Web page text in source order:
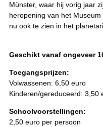
Münster, waar hij vorig jaar
heropening van het
nu ook te zien in het
Geschikt vanaf ongeveer
Toegangsprijzen:
Volwassenen: 6,50 euro
Kinderen/gereduceerd: 3,50
Schoolvoorstellingen:
2,50 euro per persoon